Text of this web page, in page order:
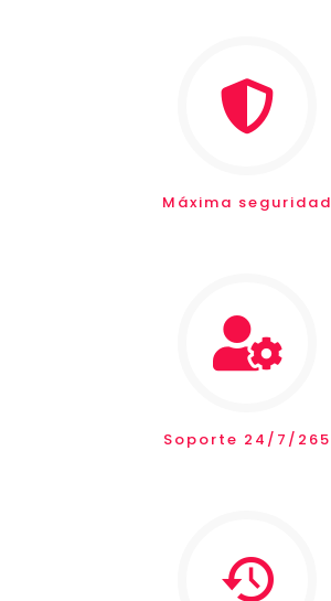
Máxima seguridad
Soporte 24/7/265